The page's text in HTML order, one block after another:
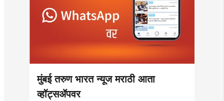
मुंबई तरुण भारत न्यूज मराठी आता
व्हॉट्सॲपवर